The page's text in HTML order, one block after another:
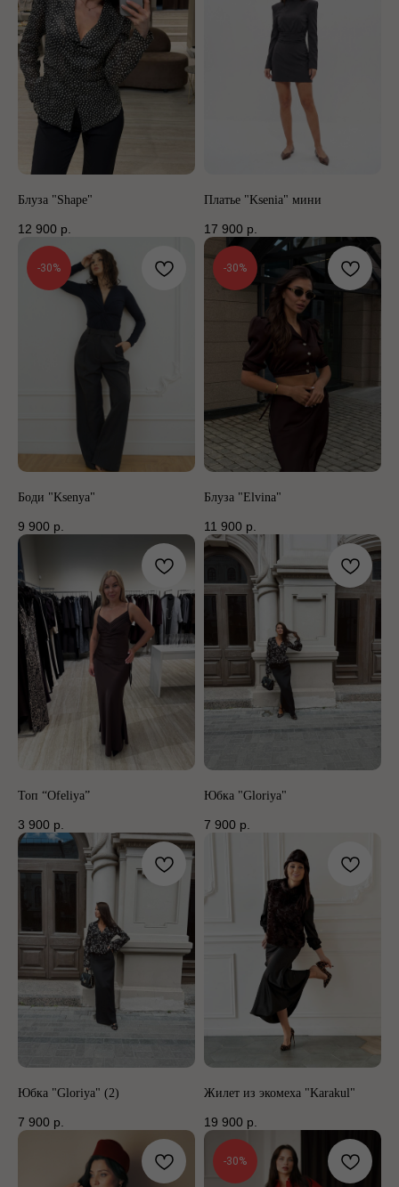
Блуза "Shape"
12 900 р.
Платье "Ksenia" мини
17 900 р.
-30%
Боди "Ksenya"
9 900 р.
-30%
Блуза "Elvina"
11 900 р.
Топ “Ofeliya”
3 900 р.
Юбка "Gloriya"
7 900 р.
Юбка "Gloriya" (2)
7 900 р.
Жилет из экомеха "Karakul"
19 900 р.
-30%